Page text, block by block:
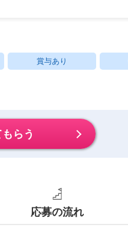
賞与あり
らう
応募の流れ